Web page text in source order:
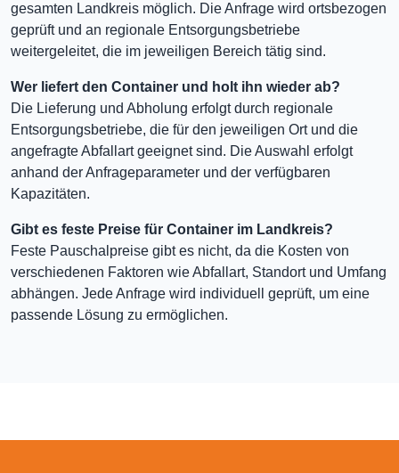
gesamten Landkreis möglich. Die Anfrage wird ortsbezogen
geprüft und an regionale Entsorgungsbetriebe
weitergeleitet, die im jeweiligen Bereich tätig sind.
Wer liefert den Container und holt ihn wieder ab?
Die Lieferung und Abholung erfolgt durch regionale
Entsorgungsbetriebe, die für den jeweiligen Ort und die
angefragte Abfallart geeignet sind. Die Auswahl erfolgt
anhand der Anfrageparameter und der verfügbaren
Kapazitäten.
Gibt es feste Preise für Container im Landkreis?
Feste Pauschalpreise gibt es nicht, da die Kosten von
verschiedenen Faktoren wie Abfallart, Standort und Umfang
abhängen. Jede Anfrage wird individuell geprüft, um eine
passende Lösung zu ermöglichen.